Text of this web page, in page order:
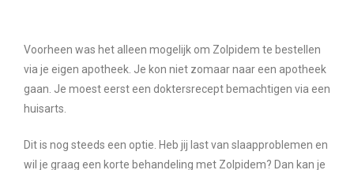
Voorheen was het alleen mogelijk om Zolpidem te bestellen
via je eigen apotheek. Je kon niet zomaar naar een apotheek
gaan. Je moest eerst een doktersrecept bemachtigen via een
huisarts.
Dit is nog steeds een optie. Heb jij last van slaapproblemen en
wil je graag een korte behandeling met Zolpidem? Dan kan je